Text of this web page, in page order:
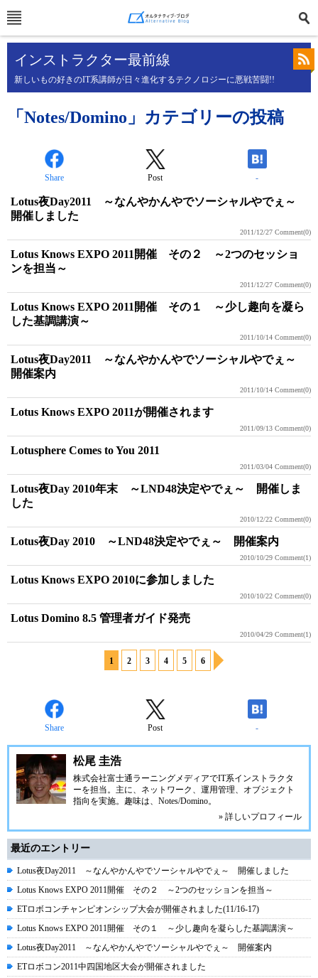
インストラクター最前線
新しいもの好きのIT系講師が日々進化するテクノロジーに悪戦苦闘!!
「Notes/Domino」カテゴリーの投稿
Share Post -
Lotus夜Day2011 ～なんやかんやでソーシャルやでぇ～
開催しました
2011/12/27 Comment(0)
Lotus Knows EXPO 2011開催 その２ ～2つのセッショ
ンを担当～
2011/12/27 Comment(0)
Lotus Knows EXPO 2011開催 その１ ～少し趣向を凝ら
した基調講演～
2011/10/14 Comment(0)
Lotus夜Day2011 ～なんやかんやでソーシャルやでぇ～
開催案内
2011/10/14 Comment(0)
Lotus Knows EXPO 2011が開催されます
2011/09/13 Comment(0)
Lotusphere Comes to You 2011
2011/03/04 Comment(0)
Lotus夜Day 2010年末 ～LND48決定やでぇ～ 開催しま
した
2010/12/22 Comment(0)
Lotus夜Day 2010 ～LND48決定やでぇ～ 開催案内
2010/10/29 Comment(1)
Lotus Knows EXPO 2010に参加しました
2010/10/22 Comment(0)
Lotus Domino 8.5 管理者ガイド発売
2010/04/29 Comment(1)
1 2 3 4 5 6
Share Post -
松尾 圭浩
株式会社富士通ラーニングメディアでIT系インストラクタ
ーを担当。主に、ネットワーク、運用管理、オブジェクト
指向を実施。趣味は、 Notes/Domino。
» 詳しいプロフィール
最近のエントリー
Lotus夜Day2011 ～なんやかんやでソーシャルやでぇ～ 開催しました
Lotus Knows EXPO 2011開催 その２ ～2つのセッションを担当～
ETロボコンチャンピオンシップ大会が開催されました(11/16-17)
Lotus Knows EXPO 2011開催 その１ ～少し趣向を凝らした基調講演～
Lotus夜Day2011 ～なんやかんやでソーシャルやでぇ～ 開催案内
ETロボコン2011中四国地区大会が開催されました